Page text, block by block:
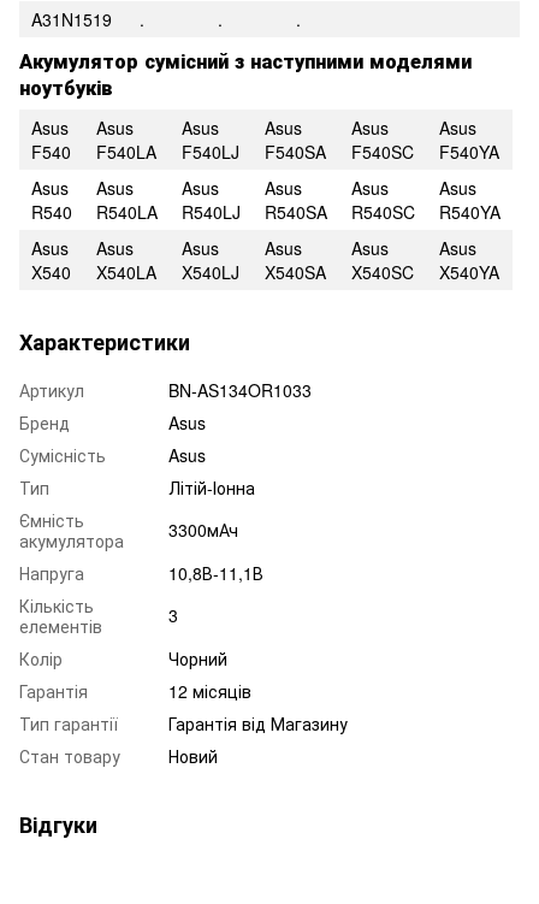
A31N1519 . . .
Акумулятор сумісний з наступними моделями
ноутбуків
Asus
F540
Asus
F540LA
Asus
F540LJ
Asus
F540SA
Asus
F540SC
Asus
F540YA
Asus
R540
Asus
R540LA
Asus
R540LJ
Asus
R540SA
Asus
R540SC
Asus
R540YA
Asus
X540
Asus
X540LA
Asus
X540LJ
Asus
X540SA
Asus
X540SC
Asus
X540YA
Характеристики
Артикул
BN-AS134OR1033
Бренд
Asus
Сумісність
Asus
Тип
Літій-Іонна
Ємність
акумулятора
3300мАч
Напруга
10,8В-11,1В
Кількість
елементів
3
Колір
Чорний
Гарантія
12 місяців
Тип гарантії
Гарантія від Магазину
Стан товару
Новий
Відгуки